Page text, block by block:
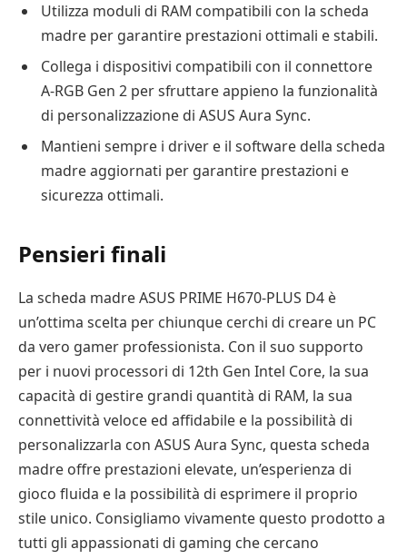
Utilizza moduli di RAM compatibili con la scheda
madre per garantire prestazioni ottimali e stabili.
Collega i dispositivi compatibili con il connettore
A-RGB Gen 2 per sfruttare appieno la funzionalità
di personalizzazione di ASUS Aura Sync.
Mantieni sempre i driver e il software della scheda
madre aggiornati per garantire prestazioni e
sicurezza ottimali.
Pensieri finali
La scheda madre ASUS PRIME H670-PLUS D4 è
un’ottima scelta per chiunque cerchi di creare un PC
da vero gamer professionista. Con il suo supporto
per i nuovi processori di 12th Gen Intel Core, la sua
capacità di gestire grandi quantità di RAM, la sua
connettività veloce ed affidabile e la possibilità di
personalizzarla con ASUS Aura Sync, questa scheda
madre offre prestazioni elevate, un’esperienza di
gioco fluida e la possibilità di esprimere il proprio
stile unico. Consigliamo vivamente questo prodotto a
tutti gli appassionati di gaming che cercano